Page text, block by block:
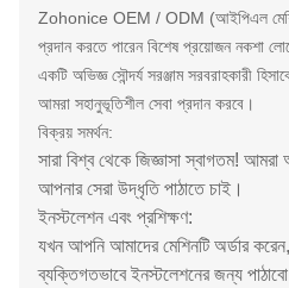
Zohonice OEM / ODM (আইপিএল মেশিন
প্রদান করতে পারেন বিশেষ প্রয়োজন নকশা
একটি অভিজ্ঞ সৌন্দর্য সরঞ্জাম সরবরাহকারী
আমরা সহানুভূতিশীল সেবা প্রদান করবে।
বিক্রয় সমর্থন:
সারা বিশ্ব থেকে জিজ্ঞাসা স্বাগতম!
আপনার সেরা উদ্ধৃতি পাঠাতে চাই।
ইনস্টলেশন এবং প্রশিক্ষণ:
যখন আপনি আমাদের মেশিনটি অর্ডার
ব্যক্তিগতভাবে ইনস্টলেশনের জন্য